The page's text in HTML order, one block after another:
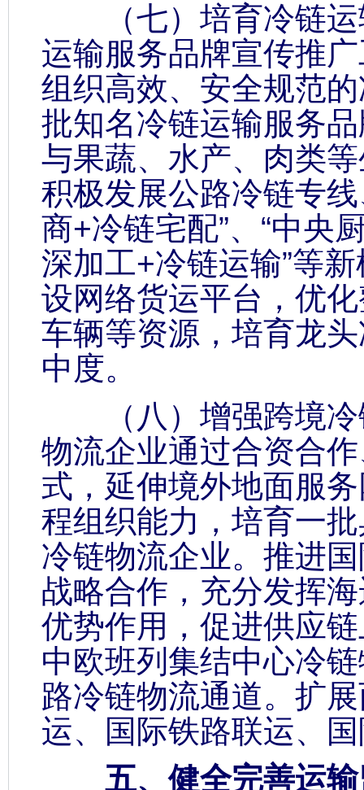
（七）培育冷链运
运输服务品牌宣传推
组织高效、安全规范
批知名冷链运输服务
与果蔬、水产、肉类
积极发展公路冷链专
商+冷链宅配”、“中央
深加工+冷链运输”等
设网络货运平台，优
车辆等资源，培育龙
中度。
（八）增强跨境冷
物流企业通过合资合
式，延伸境外地面服
程组织能力，培育一
冷链物流企业。推进
战略合作，充分发挥
优势作用，促进供应
中欧班列集结中心冷
路冷链物流通道。扩
运、国际铁路联运、
五、健全完善运输